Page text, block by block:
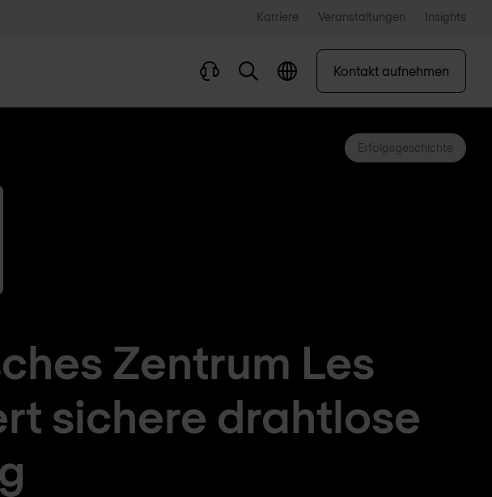
Karriere Veranstaltungen Insights
Kontakt aufnehmen
Erfolgsgeschichte
Zentrum Les
sichere drahtlose